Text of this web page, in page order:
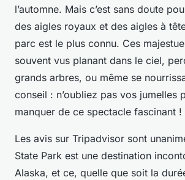
l’automne. Mais c’est sans doute
des aigles royaux et des aigles à
parc est le plus connu. Ces
souvent vus planant dans le ciel,
grands arbres, ou même se
conseil : n’oubliez pas vos jumelles
manquer de ce spectacle fascinant !
Les avis sur Tripadvisor sont
State Park est une destination
Alaska, et ce, quelle que soit la